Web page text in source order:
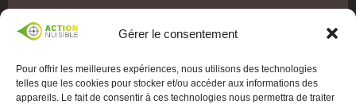
Gérer le consentement
Pour offrir les meilleures expériences, nous utilisons des technologies
telles que les cookies pour stocker et/ou accéder aux informations des
appareils. Le fait de consentir à ces technologies nous permettra de traiter